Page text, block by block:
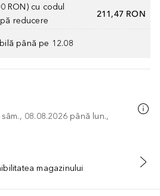
RON) cu codul
reducere
211,47 RON
până pe 12.08
08.08.2026 până lun.,
ÎN COŞ
magazinului